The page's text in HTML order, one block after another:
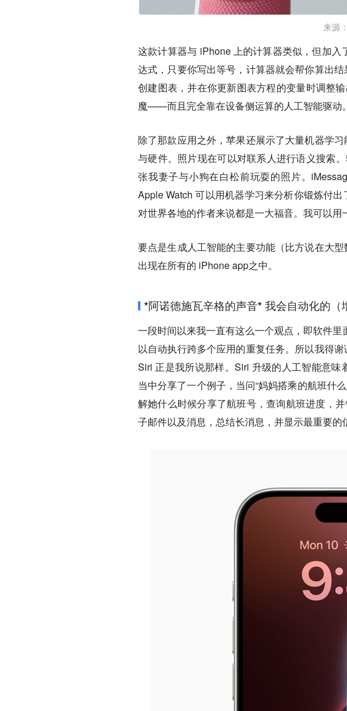
来源
这款计算器与 iPhone 上的计算器类似，但加
达式，只要你写出等号，计算器就会帮你算出
创建图表，并在你更新图表方程的变量时调整
魔——而且完全靠在设备侧运算的人工智能驱动
除了那款应用之外，苹果还展示了大量机器学
与硬件。照片现在可以对联系人进行语义搜索
张我妻子与小狗在白松前玩耍的照片。
Apple Watch 可以用机器学习来分析你锻炼付
对世界各地的作者来说都是一大福音。我可以
要点是生成人工智能的主要功能（比方说在大
出现在所有的 iPhone app之中。
*阿诺德施瓦辛格的声音* 我会自动化的（
一段时间以来我一直有这么一个观点，即软件
以自动执行跨多个应用的重复任务。所以我得
Siri 正是我所说那样。Siri 升级的人工智能意
当中分享了一个例子，当问“妈妈搭乘的航班什
解她什么时候分享了航班号，查询航班进度，
子邮件以及消息，总结长消息，并显示最重要的